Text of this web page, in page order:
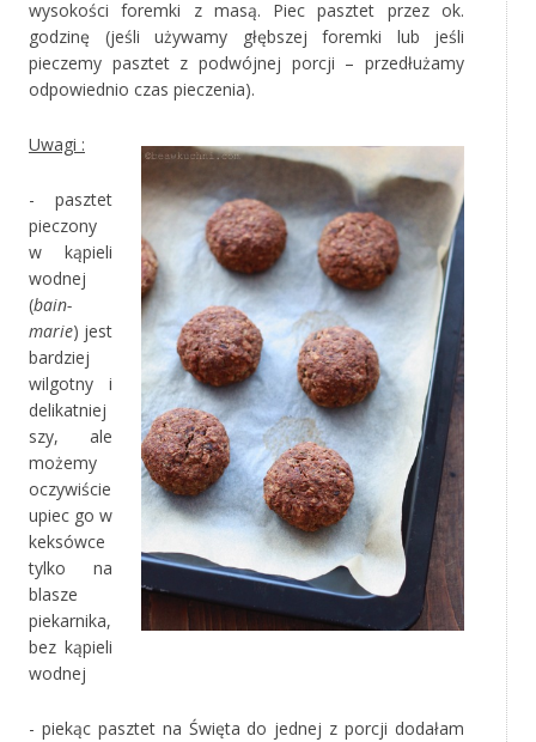
wysokości foremki z masą. Piec pasztet przez ok.
godzinę (jeśli używamy głębszej foremki lub jeśli
pieczemy pasztet z podwójnej porcji – przedłużamy
odpowiednio czas pieczenia).
Uwagi :
- pasztet
pieczony
w kąpieli
wodnej
(bain-
marie) jest
bardziej
wilgotny i
delikatniej
szy, ale
możemy
oczywiście
upiec go w
keksówce
tylko na
blasze
piekarnika,
bez kąpieli
wodnej
- piekąc pasztet na Święta do jednej z porcji dodałam